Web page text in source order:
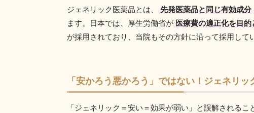
ジェネリック医薬品とは、 先発医薬品と同じ有効成
ます。日本では、厚生労働省が 医療費の適正化を目
が採用されており、当院もその方針に沿って採用して
「安かろう悪かろう」ではない！ジェネリッ
「ジェネリック＝安い＝効果が弱い」と誤解される